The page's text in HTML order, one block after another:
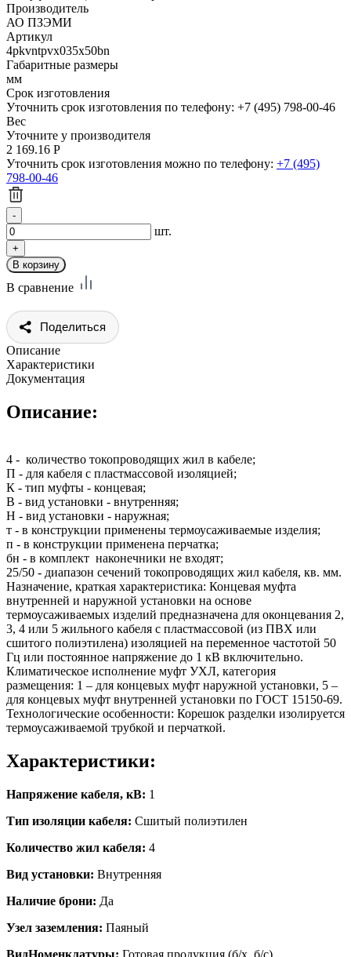
Производитель
АО ПЗЭМИ
Артикул
4pkvntpvx035x50bn
Габаритные размеры
мм
Срок изготовления
Уточнить срок изготовления по телефону: +7 (495) 798-00-46
Вес
Уточните у производителя
2 169.16 Р
Уточнить срок изготовления можно по телефону: +7 (495)
798-00-46
шт.
В сравнение
Поделиться
Описание
Характеристики
Документация
Описание:
4 - количество токопроводящих жил в кабеле;
П - для кабеля с пластмассовой изоляцией;
К - тип муфты - концевая;
В - вид установки - внутренняя;
Н - вид установки - наружная;
т - в конструкции применены термоусаживаемые изделия;
п - в конструкции применена перчатка;
бн - в комплект наконечники не входят;
25/50 - диапазон сечений токопроводящих жил кабеля, кв. мм.
Назначение, краткая характеристика: Концевая муфта
внутренней и наружной установки на основе
термоусаживаемых изделий предназначена для оконцевания 2,
3, 4 или 5 жильного кабеля с пластмассовой (из ПВХ или
сшитого полиэтилена) изоляцией на переменное частотой 50
Гц или постоянное напряжение до 1 кВ включительно.
Климатическое исполнение муфт УХЛ, категория
размещения: 1 – для концевых муфт наружной установки, 5 –
для концевых муфт внутренней установки по ГОСТ 15150-69.
Технологические особенности: Корешок разделки изолируется
термоусаживаемой трубкой и перчаткой.
Характеристики:
Напряжение кабеля, кВ: 1
Тип изоляции кабеля: Сшитый полиэтилен
Количество жил кабеля: 4
Вид установки: Внутренняя
Наличие брони: Да
Узел заземления: Паяный
ВидНоменклатуры: Готовая продукция (б/х, б/с)